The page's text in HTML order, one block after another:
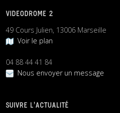
VIDEODROME 2
49 Cours Julien, 13006 Marseille
Voir le plan
04 88 44 41 84
Nous envoyer un message
SUIVRE L’ACTUALITÉ